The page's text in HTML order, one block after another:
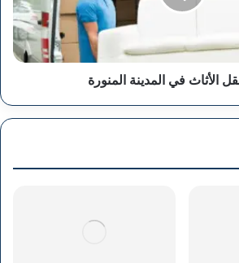
الأثاث في المدينة المنورة